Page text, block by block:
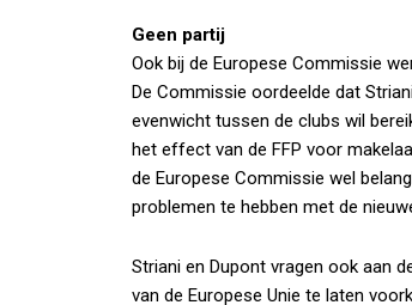
Geen partij
Ook bij de Europese Commissie
De Commissie oordeelde dat
evenwicht tussen de clubs wil
het effect van de FFP voor
de Europese Commissie wel
problemen te hebben met de
Striani en Dupont vragen ook aan
van de Europese Unie te laten